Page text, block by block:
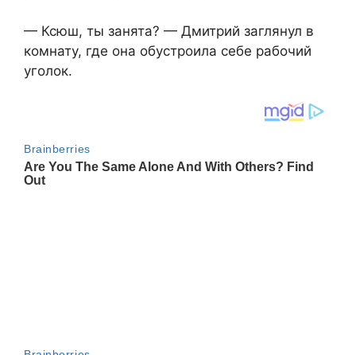
— Ксюш, ты занята? — Дмитрий заглянул в
комнату, где она обустроила себе рабочий
уголок.